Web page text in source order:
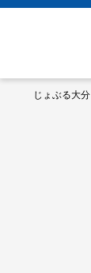
じょぶる大分